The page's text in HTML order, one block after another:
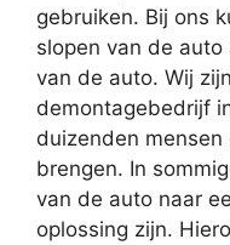
gebruiken. Bij ons
slopen van de
van de auto. Wij
demontagebedrijf
duizenden
brengen. In
van de auto naar
oplossing zijn.